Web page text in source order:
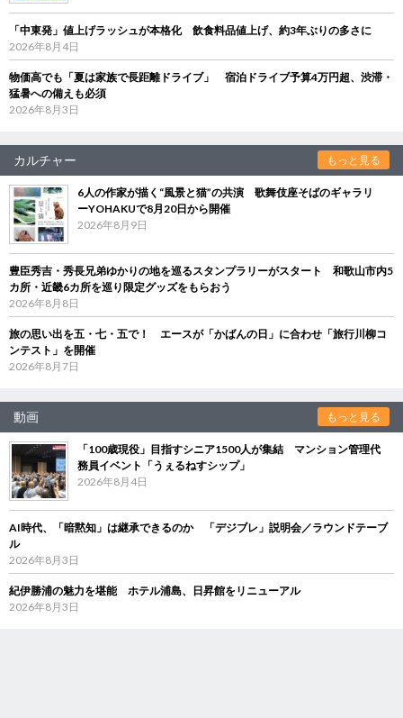
「中東発」値上げラッシュが本格化 飲食料品値上げ、約3年ぶりの多さに
2026年8月4日
物価高でも「夏は家族で長距離ドライブ」 宿泊ドライブ予算4万円超、渋滞・
猛暑への備えも必須
2026年8月3日
カルチャー もっと見る
6人の作家が描く“風景と猫”の共演 歌舞伎座そばのギャラリ
ーYOHAKUで8月20日から開催
2026年8月9日
豊臣秀吉・秀長兄弟ゆかりの地を巡るスタンプラリーがスタート 和歌山市内5
カ所・近畿6カ所を巡り限定グッズをもらおう
2026年8月8日
旅の思い出を五・七・五で！ エースが「かばんの日」に合わせ「旅行川柳コ
ンテスト」を開催
2026年8月7日
動画 もっと見る
「100歳現役」目指すシニア1500人が集結 マンション管理代
務員イベント「うぇるねすシップ」
2026年8月4日
AI時代、「暗黙知」は継承できるのか 「デジブレ」説明会／ラウンドテーブ
ル
2026年8月3日
紀伊勝浦の魅力を堪能 ホテル浦島、日昇館をリニューアル
2026年8月3日